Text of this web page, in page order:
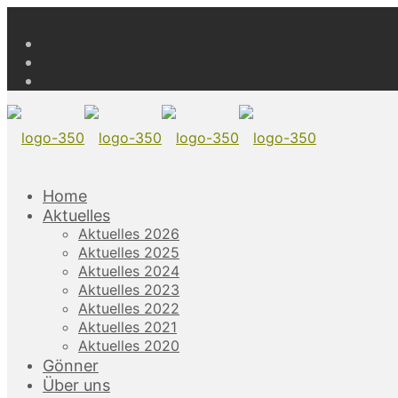
Home
Aktuelles
Aktuelles 2026
Aktuelles 2025
Aktuelles 2024
Aktuelles 2023
Aktuelles 2022
Aktuelles 2021
Aktuelles 2020
Gönner
Über uns